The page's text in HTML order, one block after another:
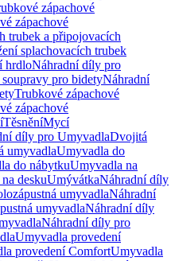
zápachové
zápachové
trubek a připojovacích
splachovacích trubek
hrdloNáhradní díly pro
pro bidetyNáhradní
Trubkové zápachové
zápachové
TěsněníMycí
díly pro UmyvadlaDvojitá
umyvadlaUmyvadla do
do nábytkuUmyvadla na
deskuUmývátkaNáhradní díly
umyvadlaNáhradní
umyvadlaNáhradní díly
Náhradní díly pro
Umyvadla provedení
provedení ComfortUmyvadla